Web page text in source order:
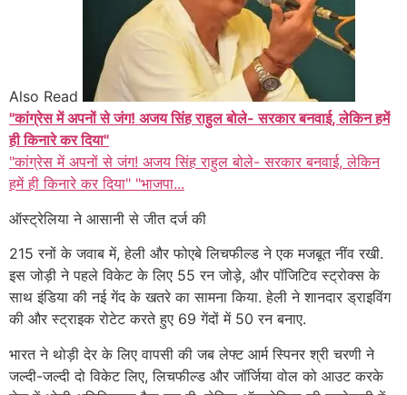
Also Read
"कांग्रेस में अपनों से जंग! अजय सिंह राहुल बोले- सरकार बनवाई, लेकिन हमें
ही किनारे कर दिया"
"कांग्रेस में अपनों से जंग! अजय सिंह राहुल बोले- सरकार बनवाई, लेकिन
हमें ही किनारे कर दिया" "भाजपा...
ऑस्ट्रेलिया ने आसानी से जीत दर्ज की
215 रनों के जवाब में, हेली और फोएबे लिचफील्ड ने एक मजबूत नींव रखी.
इस जोड़ी ने पहले विकेट के लिए 55 रन जोड़े, और पॉजिटिव स्ट्रोक्स के
साथ इंडिया की नई गेंद के खतरे का सामना किया. हेली ने शानदार ड्राइविंग
की और स्ट्राइक रोटेट करते हुए 69 गेंदों में 50 रन बनाए.
भारत ने थोड़ी देर के लिए वापसी की जब लेफ्ट आर्म स्पिनर श्री चरणी ने
जल्दी-जल्दी दो विकेट लिए, लिचफील्ड और जॉर्जिया वोल को आउट करके